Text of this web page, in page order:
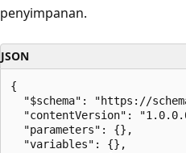
penyimpanan.
JSON
{
"$schema": "https://
"contentVersion":
  "parameters": {},
  "variables": {},